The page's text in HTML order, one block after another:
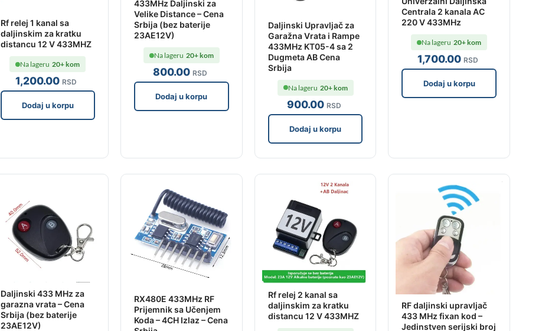
Rf relej 1 kanal sa
daljinskim za kratku
distancu 12 V 433MHZ
1,200.00 RSD
Na lageru 20+ kom
Dodaj u korpu
433MHz Daljinski za
Velike Distance – Cena
Srbija (bez baterije
23AE12V)
800.00 RSD
Na lageru 20+ kom
Dodaj u korpu
Daljinski Upravljač za
Garažna Vrata i Rampe
433MHz KT05-4 sa 2
Dugmeta AB Cena
Srbija
900.00 RSD
Na lageru 20+ kom
Dodaj u korpu
Centrala 2 kanala AC
220 V 433MHz
1,700.00 RSD
Na lageru 20+ kom
Dodaj u korpu
Daljinski 433 MHz za
garazna vrata – Cena
Srbija (bez baterije
23AE12V)
RX480E 433MHz RF
Prijemnik sa Učenjem
Koda – 4CH Izlaz – Cena
Rf relej 2 kanal sa
daljinskim za kratku
distancu 12 V 433MHZ
RF daljinski upravljač
433 MHz fixan kod –
Jedinstven serijski broj